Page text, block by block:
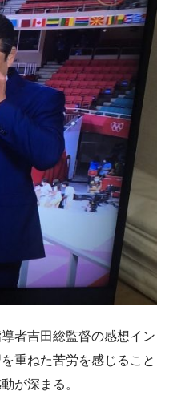
者吉田総監督の感想イン
重ねた苦労を感じること
が深まる。